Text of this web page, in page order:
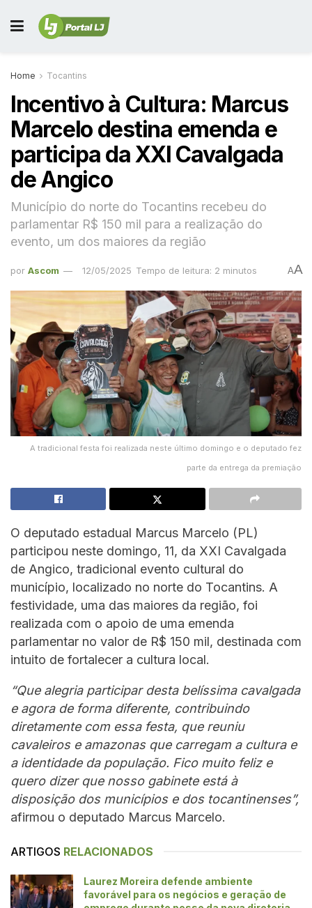
Home Tocantins
Incentivo à Cultura: Marcus
Marcelo destina emenda e
participa da XXI Cavalgada
de Angico
Município do norte do Tocantins recebeu do
parlamentar R$ 150 mil para a realização do
evento, um dos maiores da região
por Ascom 12/05/2025 Tempo de leitura: 2 minutos AA
A tradicional festa foi realizada neste último domingo e o deputado fez
parte da entrega da premiação
O deputado estadual Marcus Marcelo (PL)
participou neste domingo, 11, da XXI Cavalgada
de Angico, tradicional evento cultural do
município, localizado no norte do Tocantins. A
festividade, uma das maiores da região, foi
realizada com o apoio de uma emenda
parlamentar no valor de R$ 150 mil, destinada com
intuito de fortalecer a cultura local.
“Que alegria participar desta belíssima cavalgada
e agora de forma diferente, contribuindo
diretamente com essa festa, que reuniu
cavaleiros e amazonas que carregam a cultura e
a identidade da população. Fico muito feliz e
quero dizer que nosso gabinete está à
disposição dos municípios e dos tocantinenses”,
afirmou o deputado Marcus Marcelo.
ARTIGOS RELACIONADOS
Laurez Moreira defende ambiente
favorável para os negócios e geração de